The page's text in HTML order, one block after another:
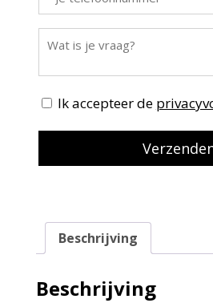
Ik accepteer de
Beschrijving
Beschrijving